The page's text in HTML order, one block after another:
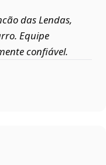
das Lendas,
Equipe
confiável.